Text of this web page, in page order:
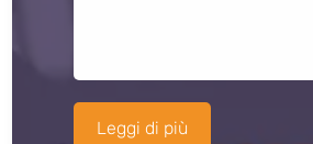
Leggi di più